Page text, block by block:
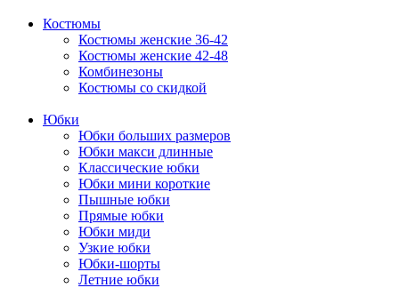
Костюмы
Костюмы женские 36-42
Костюмы женские 42-48
Комбинезоны
Костюмы со скидкой
Юбки
Юбки больших размеров
Юбки макси длинные
Классические юбки
Юбки мини короткие
Пышные юбки
Прямые юбки
Юбки миди
Узкие юбки
Юбки-шорты
Летние юбки